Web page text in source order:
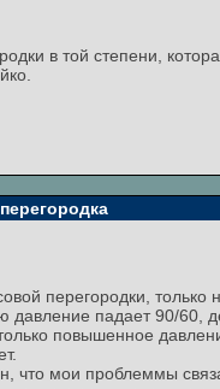
в той степени,
перегородки,
давление падает 90/
повышенное
что мои проблеммы